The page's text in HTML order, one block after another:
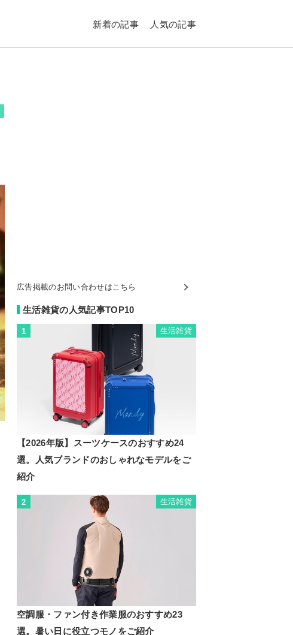
新着の記事 人気の記事
広告掲載のお問い合わせはこちら
生活雑貨の人気記事TOP10
1 生活雑貨
【2026年版】スーツケースのおすすめ24
選。人気ブランドのおしゃれなモデルをご
紹介
2 生活雑貨
空調服・ファン付き作業服のおすすめ23
選。暑い日に役立つモノをご紹介